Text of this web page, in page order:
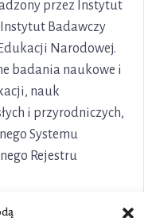
przez Instytut
Badawczy
Narodowej.
badania naukowe i
nauk
i przyrodniczych,
Systemu
Rejestru